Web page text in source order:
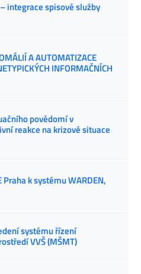
integrace spisové služby
A AUTOMATIZACE
INFORMAČNÍCH
povědomí v
reakce na krizové situace
k systému WARDEN,
systému řízení
VVŠ (MŠMT)